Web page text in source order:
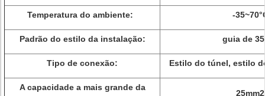
Temperatura do ambiente: -
Padrão do estilo da instalação: guia de
Tipo de conexão: Estilo do túnel, estilo
A capacidade a mais grande da